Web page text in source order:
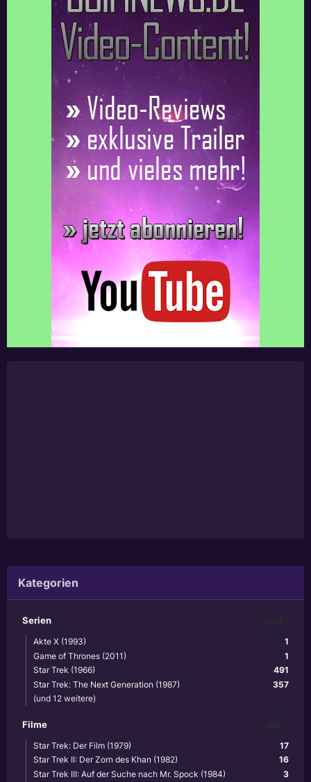
Kategorien
Serien
1
Akte X (1993)
1
Game of Thrones (2011)
491
Star Trek (1966)
357
Star Trek: The Next Generation (1987)
(und 12 weitere)
Filme
17
Star Trek: Der Film (1979)
16
Star Trek II: Der Zorn des Khan (1982)
3
Star Trek III: Auf der Suche nach Mr. Spock (1984)